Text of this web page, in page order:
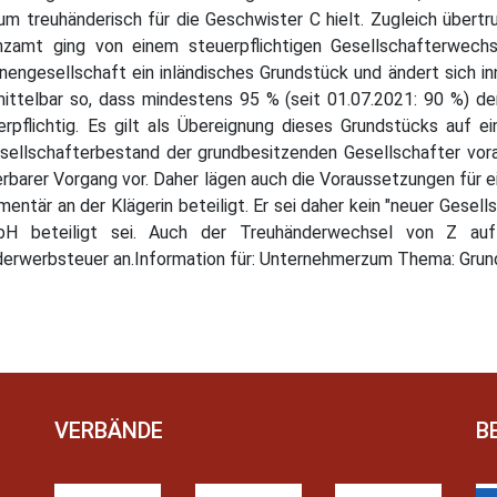
treuhänderisch für die Geschwister C hielt. Zugleich
ging von einem steuerpflichtigen
ein inländisches Grundstück und ändert sich
so, dass mindestens 95 % (seit 01.07.2021: 90 %)
Es gilt als Übereignung dieses Grundstücks auf
der grundbesitzenden Gesellschafter
Vorgang vor. Daher lägen auch die Voraussetzungen
an der Klägerin beteiligt. Er sei daher kein "neuer
beteiligt sei. Auch der Treuhänderwechsel von Z
an.Information für: Unternehmerzum Thema:
VERBÄNDE